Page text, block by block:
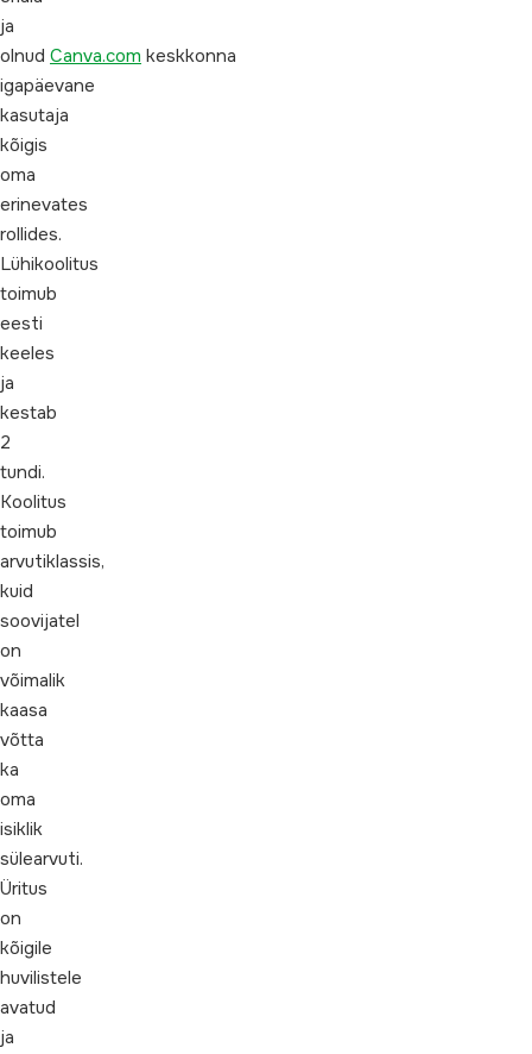
ja
olnud Canva.com keskkonna
igapäevane
kasutaja
kõigis
oma
erinevates
rollides.
Lühikoolitus
toimub
eesti
keeles
ja
kestab
2
tundi.
Koolitus
toimub
arvutiklassis,
kuid
soovijatel
on
võimalik
kaasa
võtta
ka
oma
isiklik
sülearvuti.
Üritus
on
kõigile
huvilistele
avatud
ja